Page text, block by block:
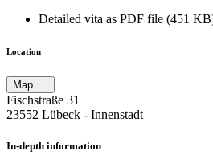
Detailed vita as PDF file (451
Location
Fischstraße 31
23552 Lübeck ‐ Innenstadt
In-depth information